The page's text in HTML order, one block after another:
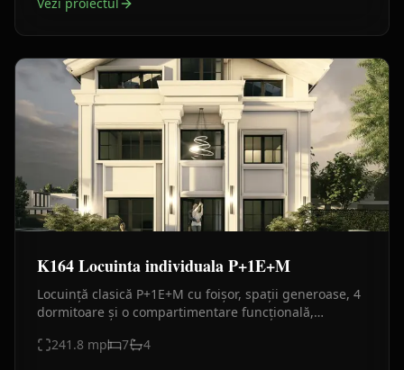
K164 Locuinta individuala P+1E+M
Locuință clasică P+1E+M cu foișor, spații generoase, 4
dormitoare și o compartimentare funcțională,
241.8 mp 7 4